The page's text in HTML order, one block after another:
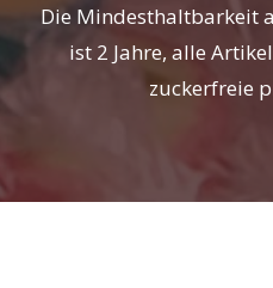
Die Mindesthaltbarkeit
ist 2 Jahre, alle
zuckerfreie